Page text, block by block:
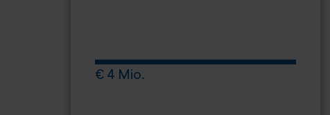
€ 4 Mio.